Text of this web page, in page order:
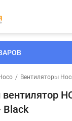
/ Вентиляторы
Black